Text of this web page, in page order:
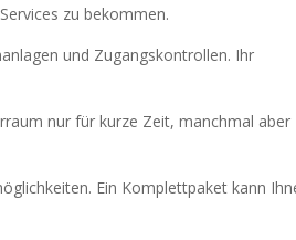
zu bekommen.
und Zugangskontrollen. Ihr
nur für kurze Zeit, manchmal aber
Ein Komplettpaket kann